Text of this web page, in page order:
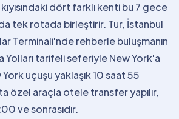
dört farklı kenti bu 7 gece
tek rotada birleştirir. Tur, İstanbul
Terminali'nde rehberle buluşmanın
Yolları tarifeli seferiyle New York'a
uçuşu yaklaşık 10 saat 55
özel araçla otele transfer yapılır,
ve sonrasıdır.